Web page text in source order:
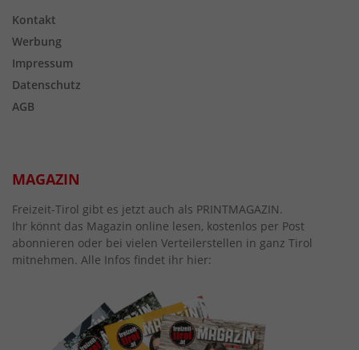
Kontakt
Werbung
Impressum
Datenschutz
AGB
MAGAZIN
Freizeit-Tirol gibt es jetzt auch als PRINTMAGAZIN.
Ihr könnt das Magazin online lesen, kostenlos per Post
abonnieren oder bei vielen Verteilerstellen in ganz Tirol
mitnehmen. Alle Infos findet ihr hier: